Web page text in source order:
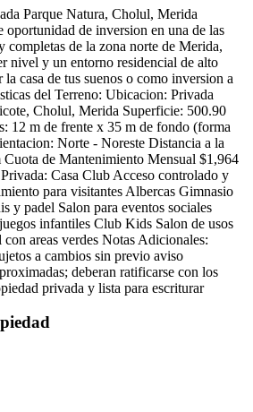
Parque Natura, Cholul, Merida
oportunidad de inversion en una de las
completas de la zona norte de Merida,
nivel y un entorno residencial de alto
casa de tus suenos o como inversion a
del Terreno: Ubicacion: Privada
Cholul, Merida Superficie: 500.90
12 m de frente x 35 m de fondo (forma
Norte - Noreste Distancia a la
de Mantenimiento Mensual $1,964
Casa Club Acceso controlado y
para visitantes Albercas Gimnasio
y padel Salon para eventos sociales
infantiles Club Kids Salon de usos
areas verdes Notas Adicionales:
a cambios sin previo aviso
deberan ratificarse con los
privada y lista para escriturar